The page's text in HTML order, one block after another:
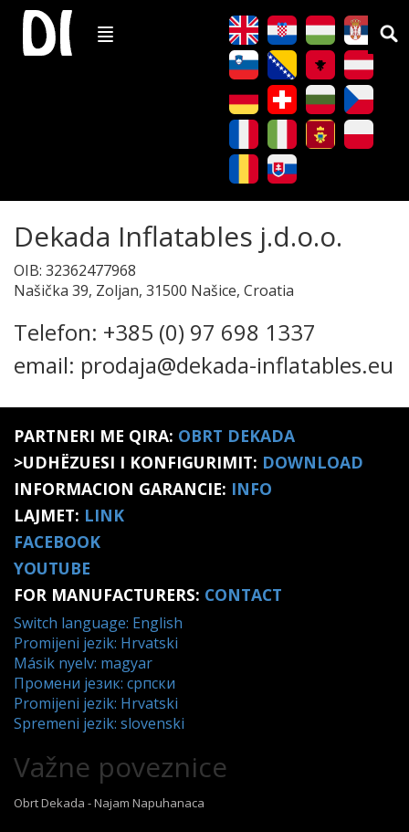
Dekada Inflatables j.d.o.o.
OIB: 32362477968
Našička 39, Zoljan, 31500 Našice, Croatia
Telefon: +385 (0) 97 698 1337
email: prodaja@dekada-inflatables.eu
PARTNERI ME QIRA: OBRT DEKADA
>UDHËZUESI I KONFIGURIMIT: DOWNLOAD
INFORMACION GARANCIE: INFO
LAJMET: LINK
FACEBOOK
YOUTUBE
FOR MANUFACTURERS: CONTACT
Switch language: English
Promijeni jezik: Hrvatski
Másik nyelv: magyar
Промени језик: српски
Promijeni jezik: Hrvatski
Spremeni jezik: slovenski
Važne poveznice
Obrt Dekada - Najam Napuhanaca